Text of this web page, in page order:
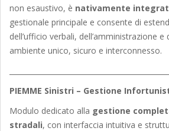
non esaustivo, è nativamente
gestionale principale e consente di
dell’ufficio verbali, dell’amministrazione
ambiente unico, sicuro e interconnesso.
PIEMME Sinistri – Gestione
Modulo dedicato alla gestione
stradali, con interfaccia intuitiva e